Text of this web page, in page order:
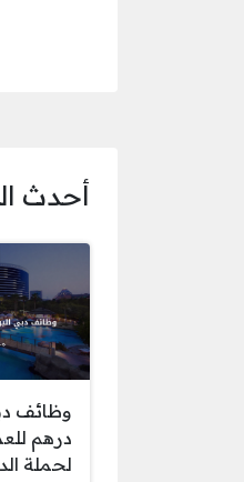
أحدث
درهم
لحملة